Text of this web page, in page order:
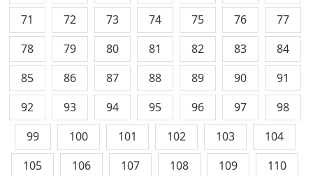
71
72 73 74 75 76
77
78
79 80 81 82 83
84
85
86 87 88 89 90
91
92
93 94 95 96 97
98
99
100 101 102 103
104
105
106 107 108 109 110